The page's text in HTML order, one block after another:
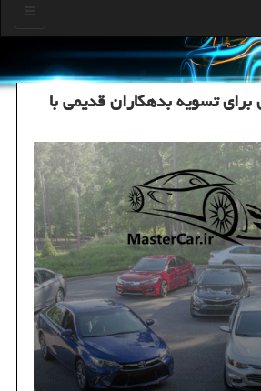
تسویه بدهكاران قدیمی با